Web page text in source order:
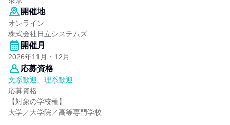
開催地
オンライン
株式会社日立システムズ
開催月
2026年11月・12月
応募資格
文系歓迎、理系歓迎
応募資格
【対象の学校種】
大学／大学院／高等専門学校